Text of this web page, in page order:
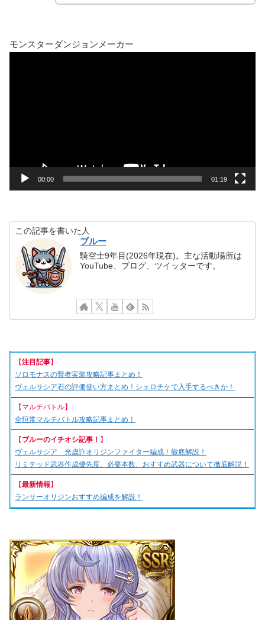
モンスターダンジョンメーカー
00:00 01:19
この記事を書いた人
ブルー
騎空士9年目(2026年現在)。主な活動場所は
YouTube、ブログ、ツイッターです。
【注目記事】
ソロモナスの賢者実装攻略記事まとめ！
ヴェルサシア石の評価使い方まとめ！シェロチケで入手するべきか！
【マルチバトル】
全恒常マルチバトル攻略記事まとめ！
【ブルーのイチオシ記事！ 】
ヴェルサシア 光虚詐オリジンファイター編成！徹底解説！
リミテッド武器作成優先度、必要本数、おすすめ武器について徹底解説！
【最新情報】
ランサーオリジンおすすめ編成を解説！